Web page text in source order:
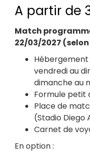
A partir de
Match
22/03/2027
vendredi au
dimanche au
Formule petit
Place de
(Stadio Diego
Carnet de
En option :